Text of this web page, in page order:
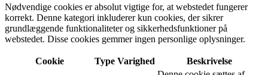
Nødvendige cookies er absolut vigtige for, at webstedet fungerer
korrekt. Denne kategori inkluderer kun cookies, der sikrer
grundlæggende funktionaliteter og sikkerhedsfunktioner på
webstedet. Disse cookies gemmer ingen personlige oplysninger.
Cookie Type Varighed Beskrivelse